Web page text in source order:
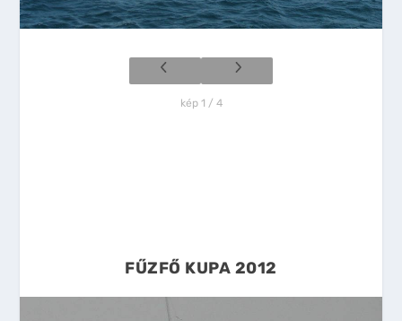
kép 1 / 4
FŰZFŐ KUPA 2012